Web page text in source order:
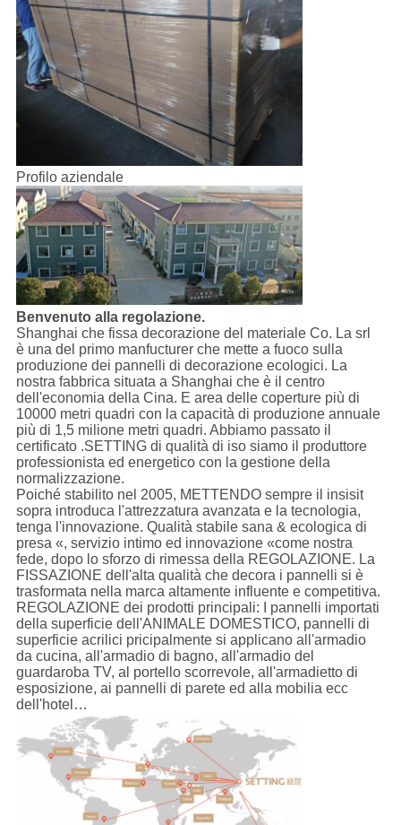
Profilo aziendale
Benvenuto alla regolazione.
Shanghai che fissa decorazione del materiale Co. La srl
è una del primo manfucturer che mette a fuoco sulla
produzione dei pannelli di decorazione ecologici. La
nostra fabbrica situata a Shanghai che è il centro
dell'economia della Cina. E area delle coperture più di
10000 metri quadri con la capacità di produzione annuale
più di 1,5 milione metri quadri. Abbiamo passato il
certificato .SETTING di qualità di iso siamo il produttore
professionista ed energetico con la gestione della
normalizzazione.
Poiché stabilito nel 2005, METTENDO sempre il insisit
sopra introduca l'attrezzatura avanzata e la tecnologia,
tenga l'innovazione. Qualità stabile sana & ecologica di
presa «, servizio intimo ed innovazione «come nostra
fede, dopo lo sforzo di rimessa della REGOLAZIONE. La
FISSAZIONE dell'alta qualità che decora i pannelli si è
trasformata nella marca altamente influente e competitiva.
REGOLAZIONE dei prodotti principali: I pannelli importati
della superficie dell'ANIMALE DOMESTICO, pannelli di
superficie acrilici pricipalmente si applicano all'armadio
da cucina, all'armadio di bagno, all'armadio del
guardaroba TV, al portello scorrevole, all'armadietto di
esposizione, ai pannelli di parete ed alla mobilia ecc
dell'hotel…